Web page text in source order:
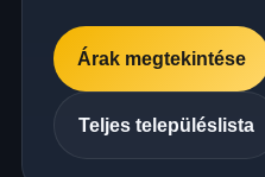
Árak megtekintése
Teljes településlista